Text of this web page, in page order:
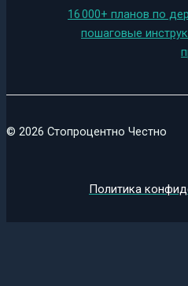
16 000+ планов по
пошаговые
© 2026 Стопроцентно Честно
Политика